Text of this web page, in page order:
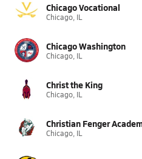
Chicago Vocational
Chicago, IL
Chicago Washington
Chicago, IL
Christ the King
Chicago, IL
Christian Fenger
Chicago, IL